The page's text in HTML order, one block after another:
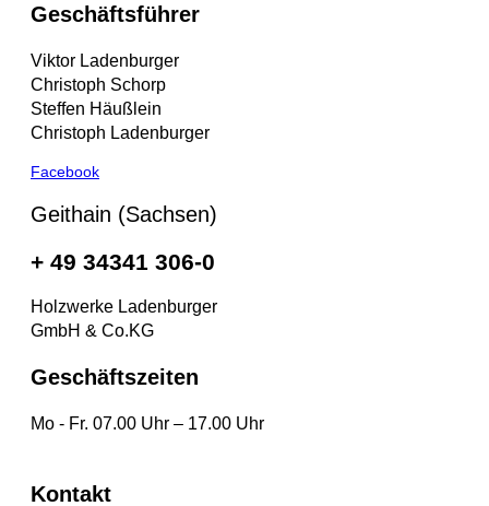
Geschäftsführer
Viktor Ladenburger
Christoph Schorp
Steffen Häußlein
Christoph Ladenburger
Facebook
Geithain (Sachsen)
+ 49 34341 306-0
Holzwerke Ladenburger
GmbH & Co.KG
Geschäftszeiten
Mo - Fr. 07.00 Uhr – 17.00 Uhr
Kontakt